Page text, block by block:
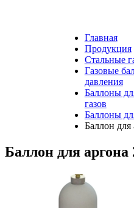
Главная
Продукция
Стальные
Газовые
давления
Баллоны
газов
Баллоны
Баллон для
Баллон для аргона